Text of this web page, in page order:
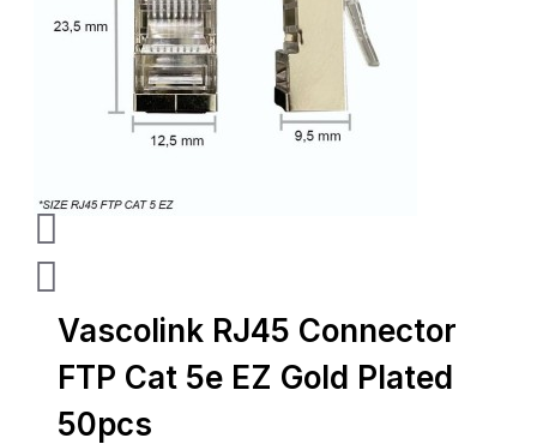
Vascolink RJ45 Connector
FTP Cat 5e EZ Gold Plated
50pcs